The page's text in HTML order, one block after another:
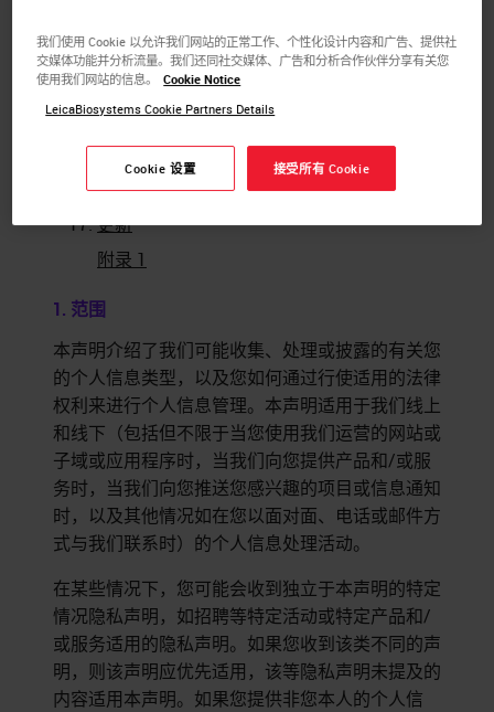
我们如何委托处理、共享和公开披露您的个
人信息
信息存储与保护
您的权利和选择
联系我们
更新
附录 1
1. 范围
本声明介绍了我们可能收集、处理或披露的有关您
的个人信息类型，以及您如何通过行使适用的法律
权利来进行个人信息管理。本声明适用于我们线上
和线下（包括但不限于当您使用我们运营的网站或
子域或应用程序时，当我们向您提供产品和/或服
务时，当我们向您推送您感兴趣的项目或信息通知
时，以及其他情况如在您以面对面、电话或邮件方
式与我们联系时）的个人信息处理活动。
在某些情况下，您可能会收到独立于本声明的特定
情况隐私声明，如招聘等特定活动或特定产品和/
或服务适用的隐私声明。如果您收到该类不同的声
明，则该声明应优先适用，该等隐私声明未提及的
内容适用本声明。如果您提供非您本人的个人信
我们使用 Cookie 以允许我们网站的正常工作、个性化设计内容和广告、提供社
交媒体功能并分析流量。我们还同社交媒体、广告和分析合作伙伴分享有关您
使用我们网站的信息。
Cookie Notice
LeicaBiosystems Cookie Partners Details
Cookie 设置 接受所有 Cookie